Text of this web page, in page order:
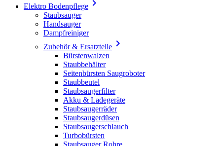
Elektro Bodenpflege 
Staubsauger
Handsauger
Dampfreiniger
Zubehör & Ersatzteile 
Bürstenwalzen
Staubbehälter
Seitenbürsten Saugroboter
Staubbeutel
Staubsaugerfilter
Akku & Ladegeräte
Staubsaugerräder
Staubsaugerdüsen
Staubsaugerschlauch
Turbobürsten
Staubsauger Rohre